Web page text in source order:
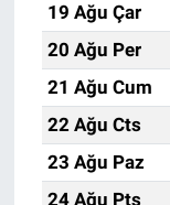
19 Ağu Çar
20 Ağu Per
21 Ağu Cum
22 Ağu Cts
23 Ağu Paz
24 Ağu Pts